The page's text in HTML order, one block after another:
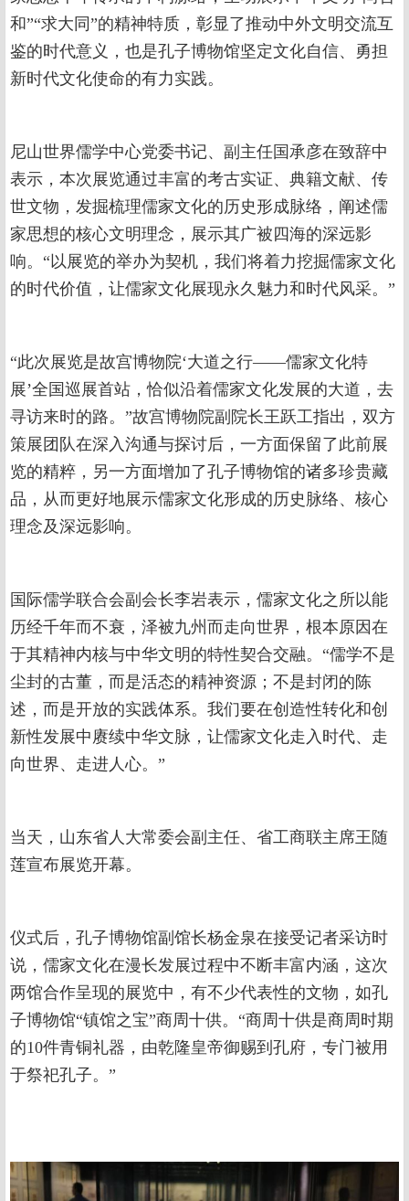
和”“求大同”的精神特质，彰显了推动中外文明交流互
鉴的时代意义，也是孔子博物馆坚定文化自信、勇担
新时代文化使命的有力实践。
尼山世界儒学中心党委书记、副主任国承彦在致辞中
表示，本次展览通过丰富的考古实证、典籍文献、传
世文物，发掘梳理儒家文化的历史形成脉络，阐述儒
家思想的核心文明理念，展示其广被四海的深远影
响。“以展览的举办为契机，我们将着力挖掘儒家文化
的时代价值，让儒家文化展现永久魅力和时代风采。”
“此次展览是故宫博物院‘大道之行——儒家文化特
展’全国巡展首站，恰似沿着儒家文化发展的大道，去
寻访来时的路。”故宫博物院副院长王跃工指出，双方
策展团队在深入沟通与探讨后，一方面保留了此前展
览的精粹，另一方面增加了孔子博物馆的诸多珍贵藏
品，从而更好地展示儒家文化形成的历史脉络、核心
理念及深远影响。
国际儒学联合会副会长李岩表示，儒家文化之所以能
历经千年而不衰，泽被九州而走向世界，根本原因在
于其精神内核与中华文明的特性契合交融。“儒学不是
尘封的古董，而是活态的精神资源；不是封闭的陈
述，而是开放的实践体系。我们要在创造性转化和创
新性发展中赓续中华文脉，让儒家文化走入时代、走
向世界、走进人心。”
当天，山东省人大常委会副主任、省工商联主席王随
莲宣布展览开幕。
仪式后，孔子博物馆副馆长杨金泉在接受记者采访时
说，儒家文化在漫长发展过程中不断丰富内涵，这次
两馆合作呈现的展览中，有不少代表性的文物，如孔
子博物馆“镇馆之宝”商周十供。“商周十供是商周时期
的10件青铜礼器，由乾隆皇帝御赐到孔府，专门被用
于祭祀孔子。”